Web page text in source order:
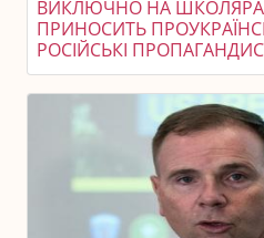
ВИКЛЮЧНО НА
ПРИНОСИТЬ
РОСІЙСЬКІ